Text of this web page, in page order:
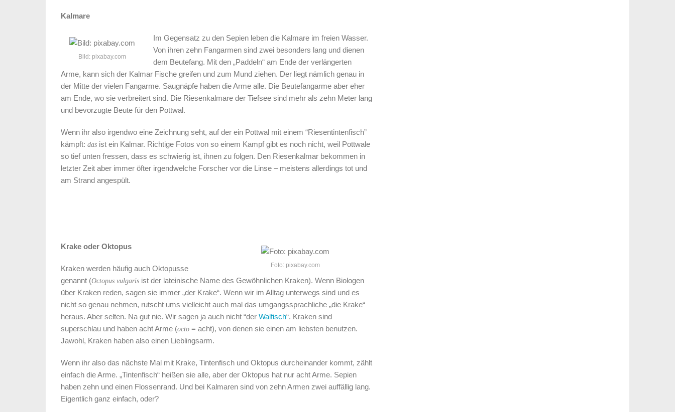
Kalmare
Bild: pixabay.com
Im Gegensatz zu den Sepien leben die Kalmare im freien Wasser.
Von ihren zehn Fangarmen sind zwei besonders lang und dienen
dem Beutefang. Mit den „Paddeln“ am Ende der verlängerten
Arme, kann sich der Kalmar Fische greifen und zum Mund ziehen. Der liegt nämlich genau in
der Mitte der vielen Fangarme. Saugnäpfe haben die Arme alle. Die Beutefangarme aber eher
am Ende, wo sie verbreitert sind. Die Riesenkalmare der Tiefsee sind mehr als zehn Meter lang
und bevorzugte Beute für den Pottwal.
Wenn ihr also irgendwo eine Zeichnung seht, auf der ein Pottwal mit einem “Riesentintenfisch”
kämpft: das ist ein Kalmar. Richtige Fotos von so einem Kampf gibt es noch nicht, weil Pottwale
so tief unten fressen, dass es schwierig ist, ihnen zu folgen. Den Riesenkalmar bekommen in
letzter Zeit aber immer öfter irgendwelche Forscher vor die Linse – meistens allerdings tot und
am Strand angespült.
Foto: pixabay.com
Krake oder Oktopus
Kraken werden häufig auch Oktopusse
genannt (Octopus vulgaris ist der lateinische Name des Gewöhnlichen Kraken). Wenn Biologen
über Kraken reden, sagen sie immer „der Krake“. Wenn wir im Alltag unterwegs sind und es
nicht so genau nehmen, rutscht ums vielleicht auch mal das umgangssprachliche „die Krake“
heraus. Aber selten. Na gut nie. Wir sagen ja auch nicht “der Walfisch“. Kraken sind
superschlau und haben acht Arme (octo = acht), von denen sie einen am liebsten benutzen.
Jawohl, Kraken haben also einen Lieblingsarm.
Wenn ihr also das nächste Mal mit Krake, Tintenfisch und Oktopus durcheinander kommt, zählt
einfach die Arme. „Tintenfisch“ heißen sie alle, aber der Oktopus hat nur acht Arme. Sepien
haben zehn und einen Flossenrand. Und bei Kalmaren sind von zehn Armen zwei auffällig lang.
Eigentlich ganz einfach, oder?